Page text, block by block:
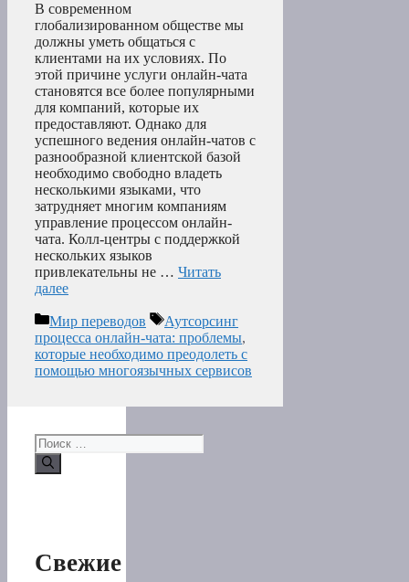
В современном
глобализированном обществе мы
должны уметь общаться с
клиентами на их условиях. По
этой причине услуги онлайн-чата
становятся все более популярными
для компаний, которые их
предоставляют. Однако для
успешного ведения онлайн-чатов с
разнообразной клиентской базой
необходимо свободно владеть
несколькими языками, что
затрудняет многим компаниям
управление процессом онлайн-
чата. Колл-центры с поддержкой
нескольких языков
привлекательны не … Читать
далее
Рубрики
Мир переводов Метки
Аутсорсинг
процесса онлайн-чата: проблемы,
которые необходимо преодолеть с
помощью многоязычных сервисов
Поиск:
Свежие